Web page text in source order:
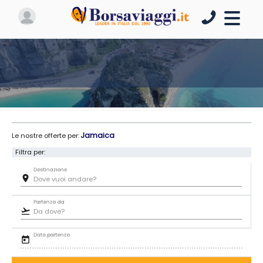
Le nostre offerte per:Jamaica
Filtra per:
room
Destinazione
flight_takeoff
Partenza da
today
Data partenza